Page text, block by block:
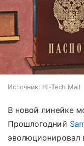
Источник: Hi-Tech Mail
В новой линейке
Прошлогодний
эволюционировал